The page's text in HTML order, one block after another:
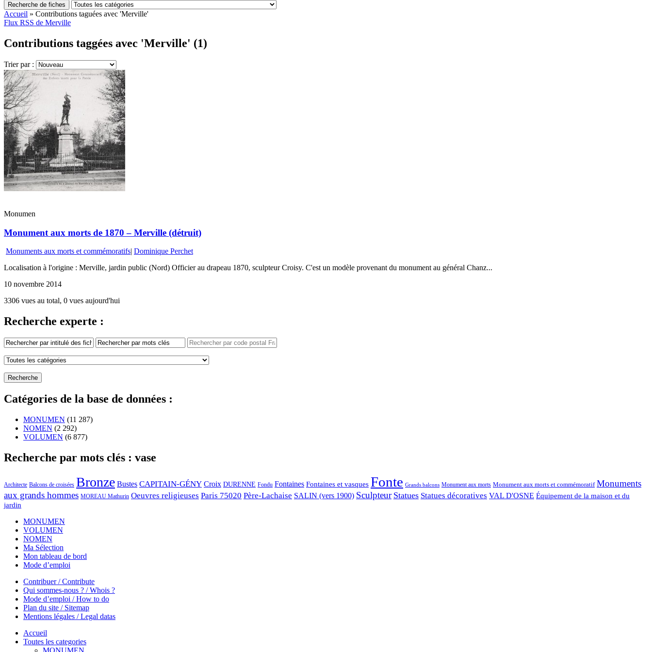
Recherche de fiches
Accueil » Contributions taguées avec 'Merville'
Flux RSS de Merville
Contributions taggées avec 'Merville' (1)
Trier par :
Monumen
Monument aux morts de 1870 – Merville (détruit)
Monuments aux morts et commémoratifs| Dominique Perchet
Localisation à l'origine : Merville, jardin public (Nord) Officier au drapeau 1870, sculpteur Croisy. C'est un modèle provenant du monument au général Chanz...
10 novembre 2014
3306 vues au total, 0 vues aujourd'hui
Recherche experte :
Catégories de la base de données :
MONUMEN (11 287)
NOMEN (2 292)
VOLUMEN (6 877)
Recherche par mots clés : vase
Architecte Balcons de croisées Bronze Bustes CAPITAIN-GÉNY Croix DURENNE Fondu Fontaines Fontaines et vasques Fonte Grands balcons Monument aux morts Monument aux morts et commémoratif Monuments
aux grands hommes MOREAU Mathurin Oeuvres religieuses Paris 75020 Père-Lachaise SALIN (vers 1900) Sculpteur Statues Statues décoratives VAL D'OSNE Équipement de la maison et du
jardin
MONUMEN
VOLUMEN
NOMEN
Ma Sélection
Mon tableau de bord
Mode d’emploi
Contribuer / Contribute
Qui sommes-nous ? / Whois ?
Mode d’emploi / How to do
Plan du site / Sitemap
Mentions légales / Legal datas
Accueil
Toutes les categories
MONUMEN